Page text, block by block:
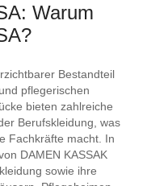
Warum
Bestandteil
pflegerischen
bieten zahlreiche
Berufskleidung, was
Fachkräfte macht. In
DAMEN KASSAK
sowie ihre